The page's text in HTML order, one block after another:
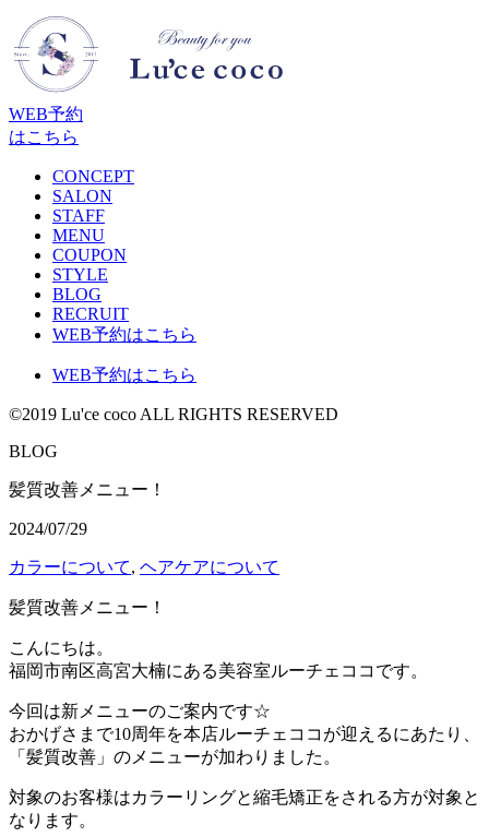
WEB予約
はこちら
CONCEPT
SALON
STAFF
MENU
COUPON
STYLE
BLOG
RECRUIT
WEB予約はこちら
WEB予約はこちら
©2019 Lu'ce coco ALL RIGHTS RESERVED
BLOG
髪質改善メニュー！
2024/07/29
カラーについて, ヘアケアについて
髪質改善メニュー！
こんにちは。
福岡市南区高宮大楠にある美容室ルーチェココです。
今回は新メニューのご案内です☆
おかげさまで10周年を本店ルーチェココが迎えるにあたり、
「髪質改善」のメニューが加わりました。
対象のお客様はカラーリングと縮毛矯正をされる方が対象と
なります。